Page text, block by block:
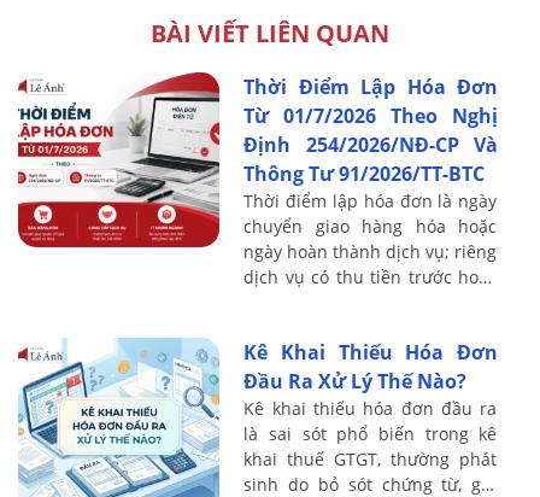
BÀI VIẾT LIÊN QUAN
Thời Điểm Lập Hóa Đơn
Từ 01/7/2026 Theo Nghị
Định 254/2026/NĐ-CP Và
Thông Tư 91/2026/TT-BTC
Thời điểm lập hóa đơn là ngày
chuyển giao hàng hóa hoặc
ngày hoàn thành dịch vụ; riêng
dịch vụ có thu tiền trước hoặc
Kê Khai Thiếu Hóa Đơn
Đầu Ra Xử Lý Thế Nào?
Kê khai thiếu hóa đơn đầu ra
là sai sót phổ biến trong kê
khai thuế GTGT, thường phát
sinh do bỏ sót chứng từ, ghi